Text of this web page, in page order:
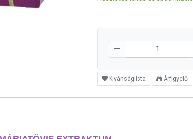
Kívánságlista Árfigyelő